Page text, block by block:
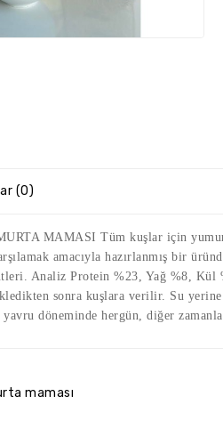
(0)
MAMASI Tüm kuşlar için
amacıyla hazırlanmış bir
Analiz Protein %23, Yağ %8, Kül
sonra kuşlara verilir. Su
yavru döneminde hergün, diğer
maması